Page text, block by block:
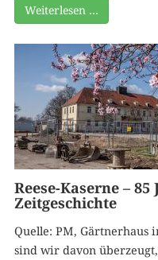
Weiterlesen …
Reese-Kaserne –
Zeitgeschichte
Quelle: PM, Gärtnerhaus
sind wir davon